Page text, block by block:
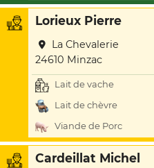
Lorieux Pierre
La Chevalerie
24610 Minzac
Lait de vache
Lait de chèvre
Viande de Porc
Cardeillat Michel